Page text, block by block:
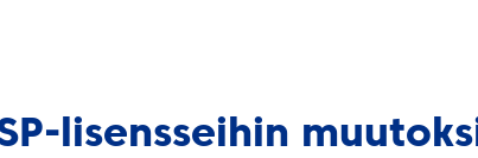
lisensseihin